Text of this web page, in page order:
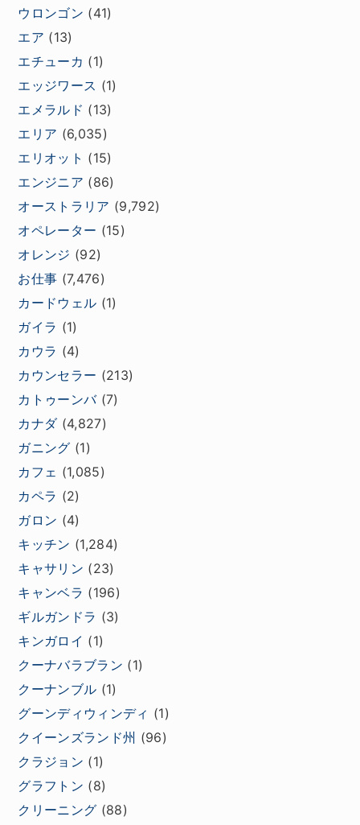
ウロンゴン (41)
エア (13)
エチューカ (1)
エッジワース (1)
エメラルド (13)
エリア (6,035)
エリオット (15)
エンジニア (86)
オーストラリア (9,792)
オペレーター (15)
オレンジ (92)
お仕事 (7,476)
カードウェル (1)
ガイラ (1)
カウラ (4)
カウンセラー (213)
カトゥーンバ(7)
カナダ(4,827)
ガニング (1)
カフェ (1,085)
カペラ (2)
ガロン (4)
キッチン (1,284)
キャサリン (23)
キャンベラ (196)
ギルガンドラ (3)
キンガロイ (1)
クーナバラブラン (1)
クーナンブル (1)
グーンディウィンディ (1)
クイーンズランド州 (96)
クラジョン (1)
グラフトン (8)
クリーニング (88)